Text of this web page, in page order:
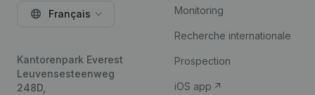
Français
Kantorenpark Everest
Leuvensesteenweg
248D,
Monitoring
Recherche internationale
Prospection
iOS app